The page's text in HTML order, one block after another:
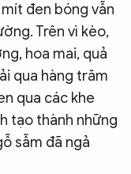
đen bóng vẫn
Trên vì kèo,
hoa mai, quả
qua hàng trăm
qua các khe
tạo thành những
sẫm đã ngả